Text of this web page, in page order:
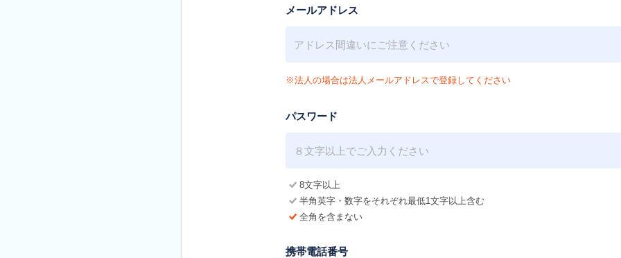
メールアドレス
※法人の場合は法人メールアドレスで登録してください
パスワード
8文字以上
半角英字・数字をそれぞれ最低1文字以上含む
全角を含まない
携帯電話番号